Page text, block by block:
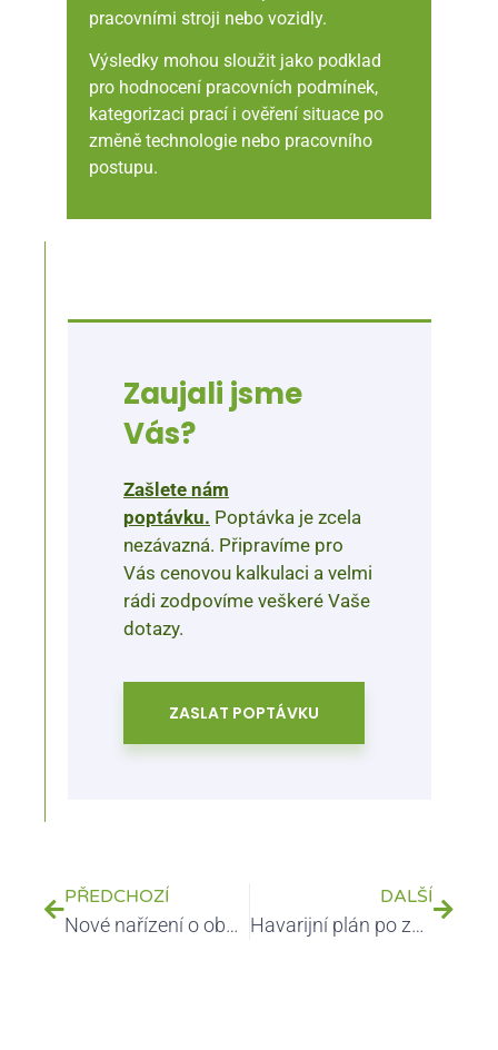
pracovními stroji nebo vozidly.
Výsledky mohou sloužit jako podklad
pro hodnocení pracovních podmínek,
kategorizaci prací i ověření situace po
změně technologie nebo pracovního
postupu.
Zaujali jsme
Vás?
Zašlete nám
poptávku. Poptávka je zcela
nezávazná. Připravíme pro
Vás cenovou kalkulaci a velmi
rádi zodpovíme veškeré Vaše
dotazy.
ZASLAT POPTÁVKU
PŘEDCHOZÍ
Nové nařízení o obalech PPWR a jeho použitelnost od 12. srpna 2026
DALŠÍ
Havarijní plán po změně provozu: pět signálů, že je čas jej znovu prověřit